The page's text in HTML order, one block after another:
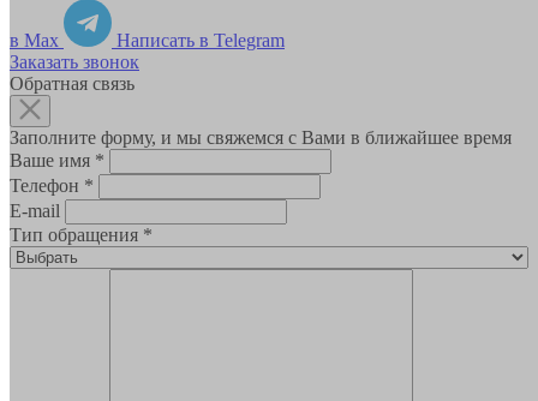
в Max
Написать в Telegram
Заказать звонок
Обратная связь
Заполните форму, и мы свяжемся с Вами в ближайшее время
Ваше имя *
Телефон *
E-mail
Тип обращения *